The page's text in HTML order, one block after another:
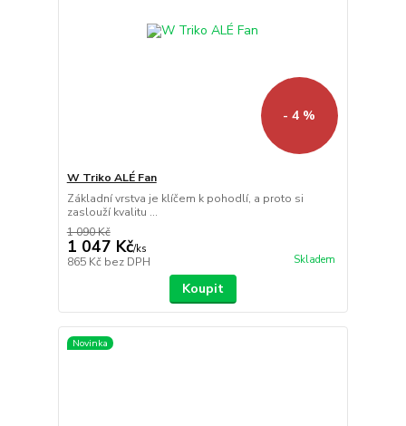
- 4 %
W Triko ALÉ Fan
Základní vrstva je klíčem k pohodlí, a proto si
zaslouží kvalitu ...
1 090 Kč
1 047 Kč/ks
865 Kč bez DPH Skladem
Koupit
Novinka